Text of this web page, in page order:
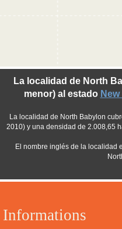
Informations
La localidad de North
menor) al estado
La localidad de North Babylon
2010) y una densidad de 2.008,65
El nombre inglés de la localidad